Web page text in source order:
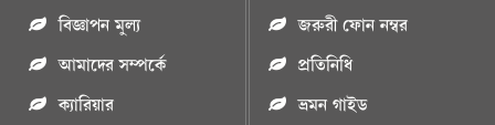
বিজ্ঞাপন মুল্য
আমাদের সম্পর্কে
ক্যারিয়ার
জরুরী ফোন নম্বর
প্রতিনিধি
ভ্রমন গাইড